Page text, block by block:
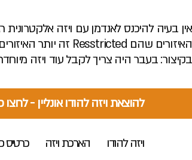
אין בעיה להיכנס לאנדמן עם ויזה
האיזורים שהם Resstricted זה יותר האיזורים של שבע האחיות וגבול פקיסטן וכאלו.
בקיצור: בעבר היה צריך לקבל עוד ויזה
להוצאת ויזה להודו אונליין - לחצו
ויזה להודו הארכת ויזה כרטיס